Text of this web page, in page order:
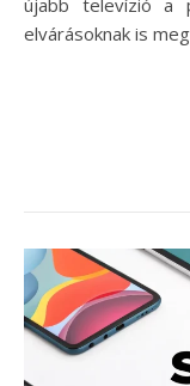
elvárásoknak is